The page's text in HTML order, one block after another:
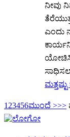
ನೀವು
ಎಂದು
1 23456ಮುಂದೆ >>>